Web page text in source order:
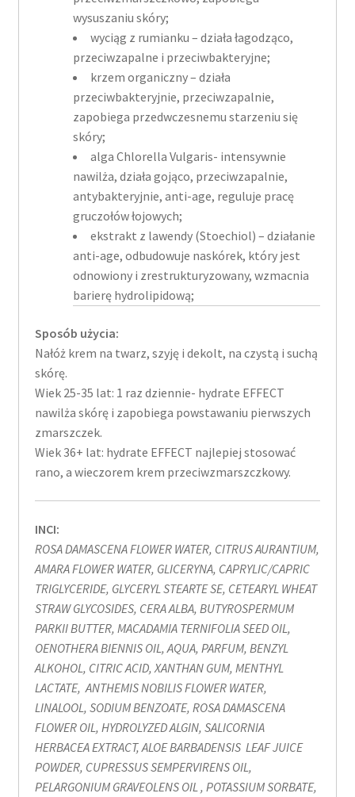
wysuszaniu skóry;
wyciąg z rumianku – działa łagodząco,
przeciwzapalne i przeciwbakteryjne;
krzem organiczny – działa
przeciwbakteryjnie, przeciwzapalnie,
zapobiega przedwczesnemu starzeniu się
skóry;
alga Chlorella Vulgaris- intensywnie
nawilża, działa gojąco, przeciwzapalnie,
antybakteryjnie, anti-age, reguluje pracę
gruczołów łojowych;
ekstrakt z lawendy (Stoechiol) – działanie
anti-age, odbudowuje naskórek, który jest
odnowiony i zrestrukturyzowany, wzmacnia
barierę hydrolipidową;
Sposób użycia:
Nałóż krem na twarz, szyję i dekolt, na czystą i suchą
skórę.
Wiek 25-35 lat: 1 raz dziennie- hydrate EFFECT
nawilża skórę i zapobiega powstawaniu pierwszych
zmarszczek.
Wiek 36+ lat: hydrate EFFECT najlepiej stosować
rano, a wieczorem krem przeciwzmarszczkowy.
INCI:
ROSA DAMASCENA FLOWER WATER, CITRUS AURANTIUM,
AMARA FLOWER WATER, GLICERYNA, CAPRYLIC/CAPRIC
TRIGLYCERIDE, GLYCERYL STEARTE SE, CETEARYL WHEAT
STRAW GLYCOSIDES, CERA ALBA, BUTYROSPERMUM
PARKII BUTTER, MACADAMIA TERNIFOLIA SEED OIL,
OENOTHERA BIENNIS OIL, AQUA, PARFUM, BENZYL
ALKOHOL, CITRIC ACID, XANTHAN GUM, MENTHYL
LACTATE, ANTHEMIS NOBILIS FLOWER WATER,
LINALOOL, SODIUM BENZOATE, ROSA DAMASCENA
FLOWER OIL, HYDROLYZED ALGIN, SALICORNIA
HERBACEA EXTRACT, ALOE BARBADENSIS LEAF JUICE
POWDER, CUPRESSUS SEMPERVIRENS OIL,
PELARGONIUM GRAVEOLENS OIL , POTASSIUM SORBATE,